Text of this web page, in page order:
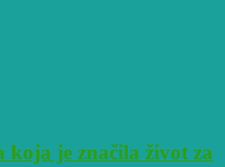
je značila život za